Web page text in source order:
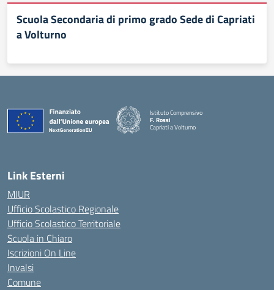
Scuola Secondaria di primo grado Sede di Capriati
a Volturno
Istituto Comprensivo
F. Rossi
Capriati a Volturno
— Visita la pagina iniziale della scuola
Link Esterni
MIUR
Ufficio Scolastico Regionale
Ufficio Scolastico Territoriale
Scuola in Chiaro
Iscrizioni On Line
Invalsi
Comune